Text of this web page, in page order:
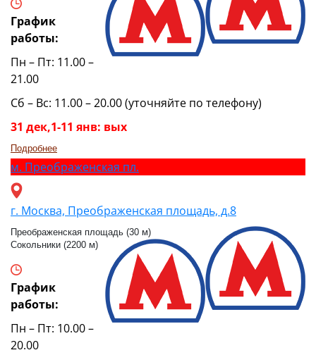
График
работы:
Пн – Пт: 11.00 –
21.00
Сб – Вс: 11.00 – 20.00 (уточняйте по телефону)
31 дек,1-11 янв: вых
Подробнее
м. Преображенская пл.
г. Москва, Преображенская площадь, д.8
Преображенская площадь (30 м)
Сокольники (2200 м)
График
работы:
Пн – Пт: 10.00 –
20.00